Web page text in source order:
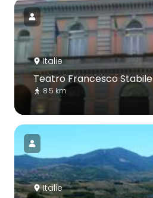
Italie
Teatro Francesco Stabile
8.5 km
Italie